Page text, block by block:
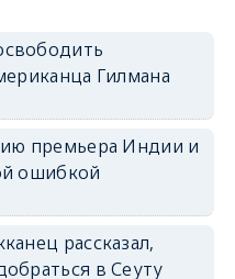
Гилмана
премьера Индии и
ошибкой
рассказал,
в Сеуту